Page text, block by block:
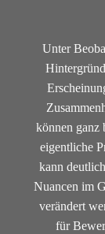
Unter
können ganz
eigentliche
kann
Nuancen im
verändert
für